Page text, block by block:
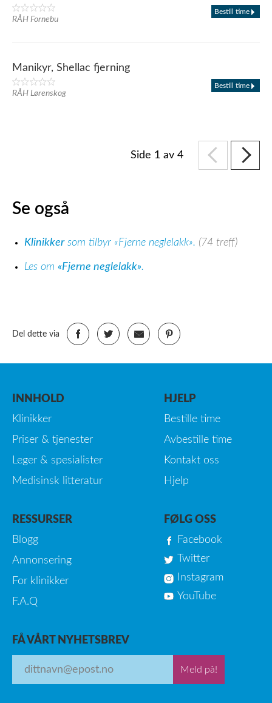
RÅH Fornebu
Bestill time
Manikyr, Shellac fjerning
RÅH Lørenskog
Bestill time
Side 1 av 4
Se også
Klinikkersom tilbyr «Fjerne neglelakk». (74 treff)
Les om «Fjerne neglelakk».
Del dette via
INNHOLD
Klinikker
Priser & tjenester
Leger & spesialister
Medisinsk litteratur
HJELP
Bestille time
Avbestille time
Kontakt oss
Hjelp
RESSURSER
Blogg
Annonsering
For klinikker
F.A.Q
FØLG OSS
Facebook
Twitter
Instagram
YouTube
FÅ VÅRT NYHETSBREV
Meld på!